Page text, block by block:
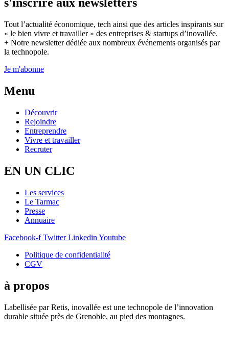
s'inscrire aux newsletters
Tout l’actualité économique, tech ainsi que des articles inspirants sur
« le bien vivre et travailler » des entreprises & startups d’inovallée.
+ Notre newsletter dédiée aux nombreux événements organisés par
la technopole.
Je m'abonne
Menu
Découvrir
Rejoindre
Entreprendre
Vivre et travailler
Recruter
EN UN CLIC
Les services
Le Tarmac
Presse
Annuaire
Facebook-f Twitter Linkedin Youtube
Politique de confidentialité
CGV
à propos
Labellisée par Retis, inovallée est une technopole de l’innovation
durable située près de Grenoble, au pied des montagnes.